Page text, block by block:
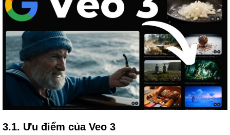
3.1. Ưu điểm của Veo 3